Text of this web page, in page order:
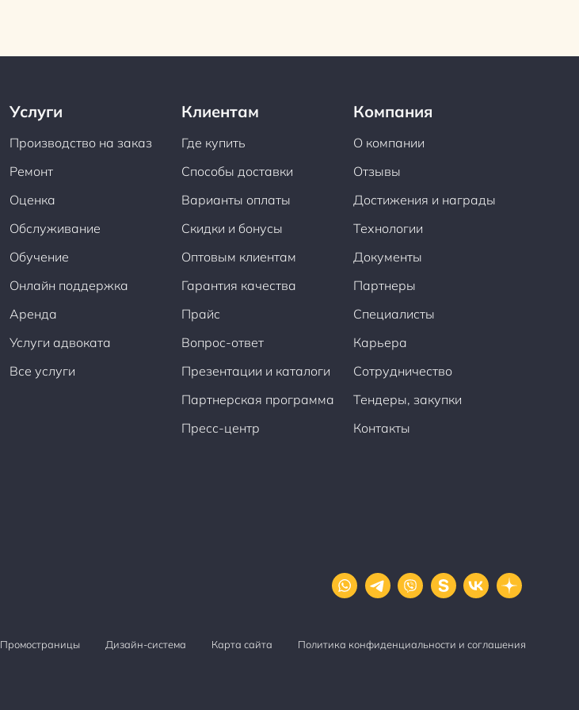
Услуги
Производство на заказ
Ремонт
Оценка
Обслуживание
Обучение
Онлайн поддержка
Аренда
Услуги адвоката
Все услуги
Клиентам
Где купить
Способы доставки
Варианты оплаты
Скидки и бонусы
Оптовым клиентам
Гарантия качества
Прайс
Вопрос-ответ
Презентации и каталоги
Партнерская программа
Пресс-центр
Компания
О компании
Отзывы
Достижения и награды
Технологии
Документы
Партнеры
Специалисты
Карьера
Сотрудничество
Тендеры, закупки
Контакты
Промостраницы Дизайн-система Карта сайта Политика конфиденциальности и соглашения